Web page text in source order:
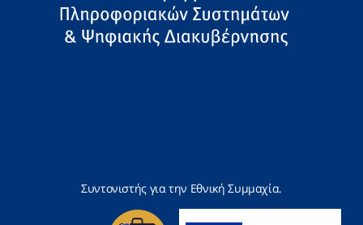
Συντονιστής για την Εθνική Συμμαχία.